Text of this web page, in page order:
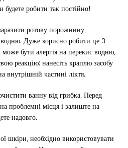
робити так постійно!
ротову порожнину,
Дуже корисно робити це 3
бути алергія на перекис водню,
реакцію: нанесіть краплю засобу
внутрішній частині ліктя.
ванну від грибка. Перед
проблемні місця і залиште на
надовго.
шкіри, необхідно використовувати